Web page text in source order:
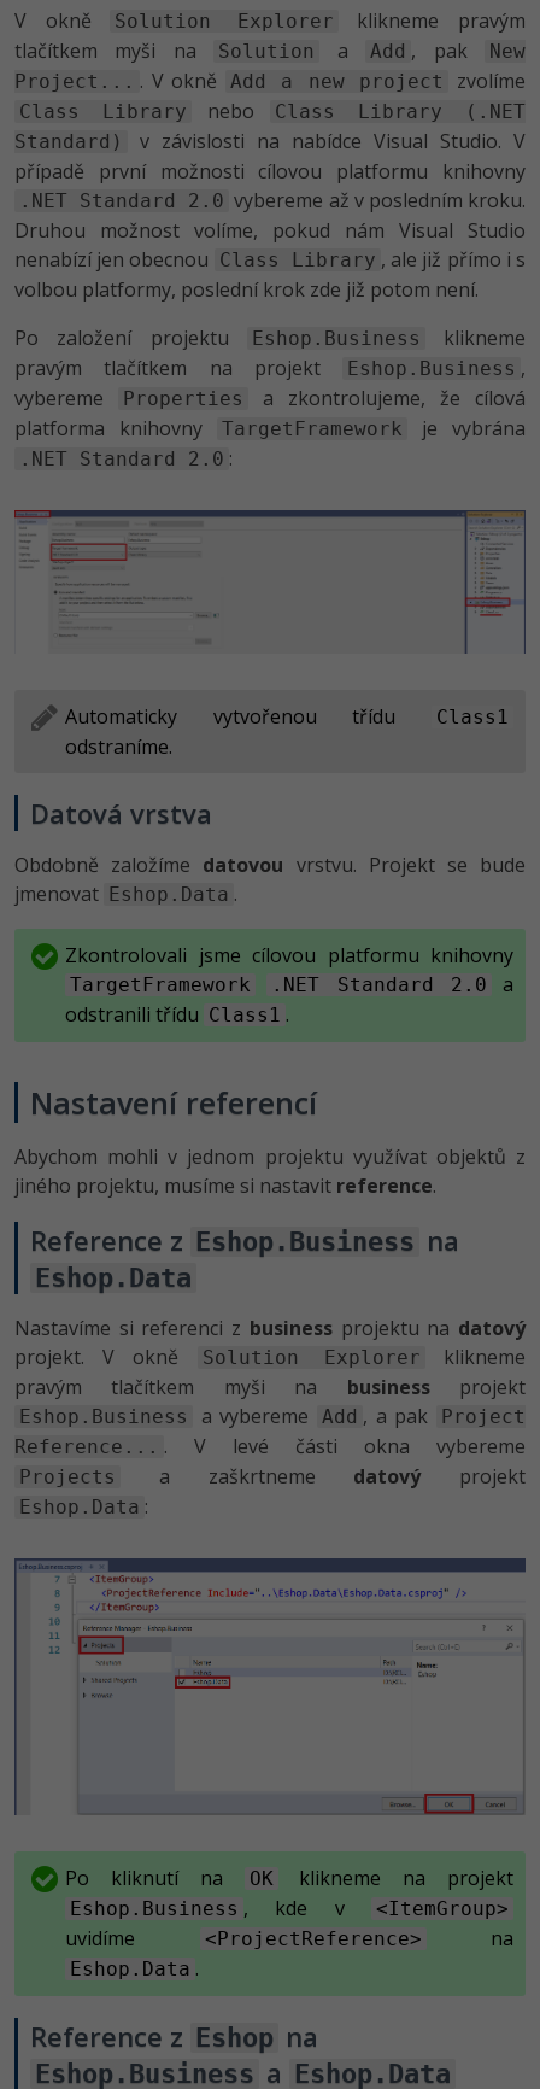
V okně
Solution Explorer
klikneme pravým
tlačítkem myši na
Solution a Add , pak
New
Project... . V okně Add a new project zvolíme
Class Library nebo
Class Library (.NET
Standard)
v závislosti na nabídce Visual Studio. V
případě první možnosti cílovou platformu knihovny
.NET Standard 2.0 vybereme až v posledním kroku.
Druhou možnost volíme, pokud nám Visual Studio
nenabízí jen obecnou Class Library , ale již přímo i s
volbou platformy, poslední krok zde již potom není.
Po založení projektu
Eshop.Business
klikneme
pravým tlačítkem na projekt
Eshop.Business ,
vybereme
Properties
a zkontrolujeme, že cílová
platforma knihovny
TargetFramework je vybrána
.NET Standard 2.0 :
Automaticky vytvořenou třídu Class1
odstraníme.
Datová vrstva
Obdobně založíme datovou vrstvu. Projekt se bude
jmenovat Eshop.Data .
Zkontrolovali jsme cílovou platformu knihovny
TargetFramework .NET Standard 2.0
a
odstranili třídu Class1 .
Nastavení referencí
Abychom mohli v jednom projektu využívat objektů z
jiného projektu, musíme si nastavit reference.
Reference z Eshop.Business na
Eshop.Data
Nastavíme si referenci z businessprojektu na datový
projekt. V okně
Solution Explorer
klikneme
pravým tlačítkem myši na businessprojekt
Eshop.Business a vybereme Add , a pak
Project
Reference... . V levé části okna vybereme
Projects a zaškrtneme datovýprojekt
Eshop.Data :
Po kliknutí na OK klikneme na projekt
Eshop.Business , kde v <ItemGroup>
uvidíme <ProjectReference> na
Eshop.Data .
Reference z Eshop na
Eshop.Business a Eshop.Data